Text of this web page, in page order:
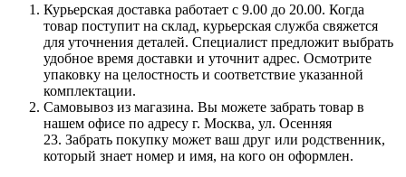
Курьерская доставка работает с 9.00 до 20.00. Когда
товар поступит на склад, курьерская служба свяжется
для уточнения деталей. Специалист предложит выбрать
удобное время доставки и уточнит адрес. Осмотрите
упаковку на целостность и соответствие указанной
комплектации.
Самовывоз из магазина. Вы можете забрать товар в
нашем офисе по адресу г. Москва, ул. Осенняя
23. Забрать покупку может ваш друг или родственник,
который знает номер и имя, на кого он оформлен.